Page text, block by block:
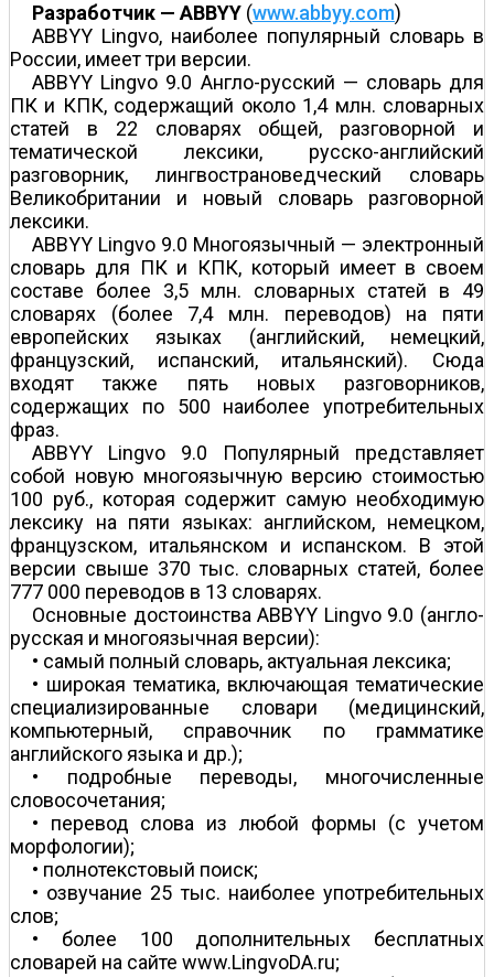
Разработчик — ABBYY (www.abbyy.com)
ABBYY Lingvo, наиболее популярный словарь в
России, имеет три версии.
ABBYY Lingvo 9.0 Англо-русский — словарь для
ПК и КПК, содержащий около 1,4 млн. словарных
статей в 22 словарях общей, разговорной и
тематической лексики, русско-английский
разговорник, лингвострановедческий словарь
Великобритании и новый словарь разговорной
лексики.
ABBYY Lingvo 9.0 Многоязычный — электронный
словарь для ПК и КПК, который имеет в своем
составе более 3,5 млн. словарных статей в 49
словарях (более 7,4 млн. переводов) на пяти
европейских языках (английский, немецкий,
французский, испанский, итальянский). Сюда
входят также пять новых разговорников,
содержащих по 500 наиболее употребительных
фраз.
ABBYY Lingvo 9.0 Популярный представляет
собой новую многоязычную версию стоимостью
100 руб., которая содержит самую необходимую
лексику на пяти языках: английском, немецком,
французском, итальянском и испанском. В этой
версии свыше 370 тыс. словарных статей, более
777 000 переводов в 13 словарях.
Основные достоинства ABBYY Lingvo 9.0 (англо-
русская и многоязычная версии):
• самый полный словарь, актуальная лексика;
• широкая тематика, включающая тематические
специализированные словари (медицинский,
компьютерный, справочник по грамматике
английского языка и др.);
• подробные переводы, многочисленные
словосочетания;
• перевод слова из любой формы (с учетом
морфологии);
• полнотекстовый поиск;
• озвучание 25 тыс. наиболее употребительных
слов;
• более 100 дополнительных бесплатных
словарей на сайте www.LingvoDA.ru;